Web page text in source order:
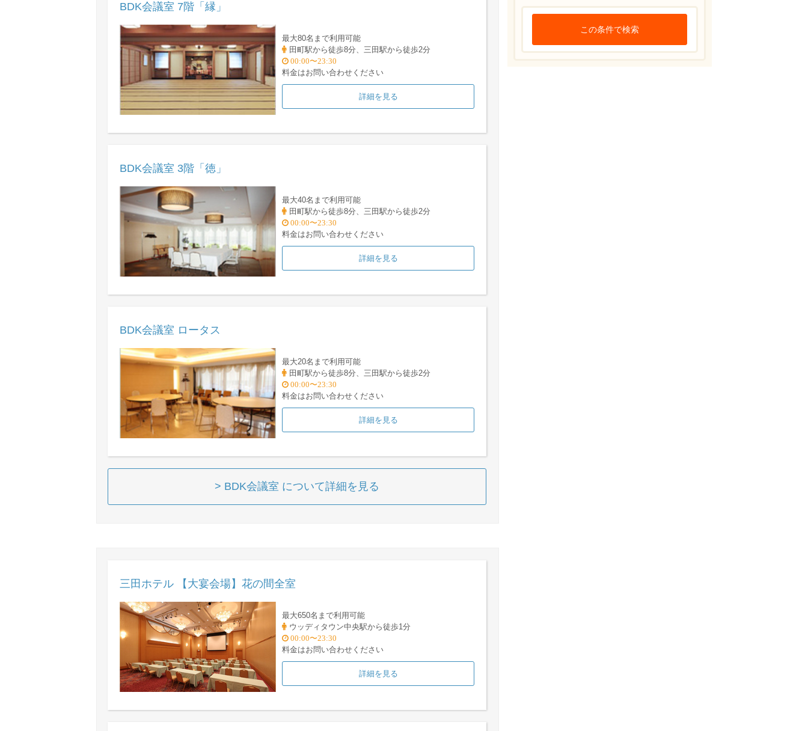
BDK会議室 7階「縁」
最大80名まで利用可能
田町駅から徒歩8分、三田駅から徒歩2分
00:00〜23:30
料金はお問い合わせください
詳細を見る
BDK会議室 3階「徳」
最大40名まで利用可能
田町駅から徒歩8分、三田駅から徒歩2分
00:00〜23:30
料金はお問い合わせください
詳細を見る
BDK会議室 ロータス
最大20名まで利用可能
田町駅から徒歩8分、三田駅から徒歩2分
00:00〜23:30
料金はお問い合わせください
詳細を見る
> BDK会議室 について詳細を見る
三田ホテル 【大宴会場】花の間全室
最大650名まで利用可能
ウッディタウン中央駅から徒歩1分
00:00〜23:30
料金はお問い合わせください
詳細を見る
この条件で検索